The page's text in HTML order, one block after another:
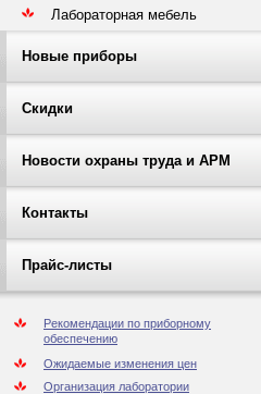
Лабораторная мебель
Новые приборы
Скидки
Новости охраны труда и АРМ
Контакты
Прайс-листы
Рекомендации по приборному
обеспечению
Ожидаемые изменения цен
Организация лаборатории